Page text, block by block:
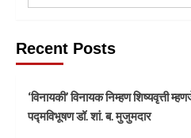
Recent Posts
‘विनायकी’ विनायक निम्हण शिष्यवृत्ती
पद्मविभूषण डॉ. शां. ब. मुजुमदार